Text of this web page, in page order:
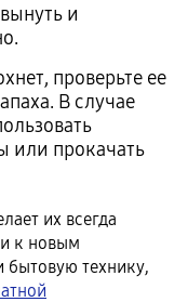
и
проверьте ее
В случае
или прокачать
их всегда
к новым
бытовую технику,